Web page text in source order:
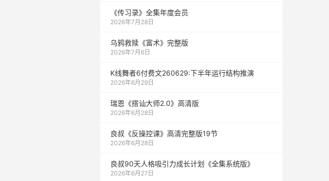
《传习录》全集年度会员
2026年7月28日
乌鸦救赎《富术》完整版
2026年7月6日
K线舞者6付费文260629:下半年运行结构推演
2026年6月29日
瑞恩《搭讪大师2.0》高清版
2026年6月28日
良叔《反操控课》高清完整版19节
2026年6月28日
良叔90天人格吸引力成长计划《全集系统版》
2026年6月27日